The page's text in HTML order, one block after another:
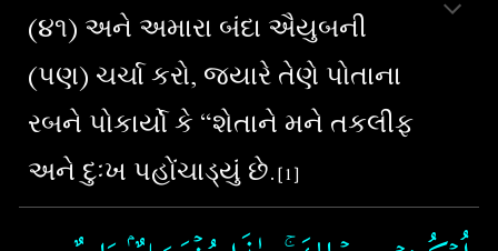
(૪૧) અને અમારા બંદા ઐયુબની
(પણ) ચર્ચા કરો, જ્યારે તેણે પોતાના
રબને પોકાર્યો કે “શેતાને મને તકલીફ
અને દુઃખ પહોંચાડ્યું છે.[1]